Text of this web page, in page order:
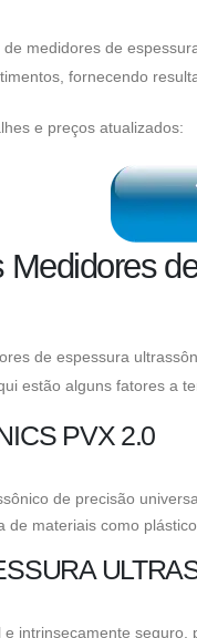
medidores de
fornecendo
e preços atualizados:
de espessura
estão alguns fatores a
PVX 2.0
de precisão
de materiais como
intrinsecamente